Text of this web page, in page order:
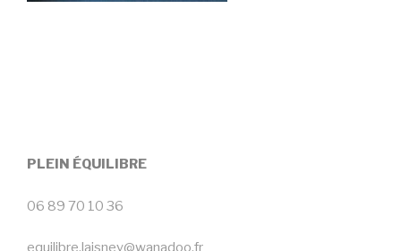
PLEIN ÉQUILIBRE
06 89 70 10 36
equilibre.laisney@wanadoo.fr